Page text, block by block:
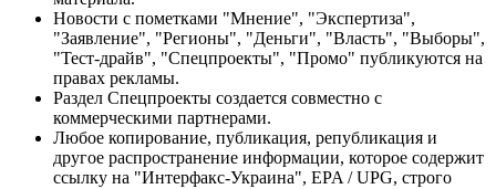
Новости с пометками "Мнение", "Экспертиза",
"Заявление", "Регионы", "Деньги", "Власть", "Выборы",
"Тест-драйв", "Спецпроекты", "Промо" публикуются на
правах рекламы.
Раздел Спецпроекты создается совместно с
коммерческими партнерами.
Любое копирование, публикация, републикация и
другое распространение информации, которое содержит
ссылку на "Интерфакс-Украина", EPA / UPG, строго